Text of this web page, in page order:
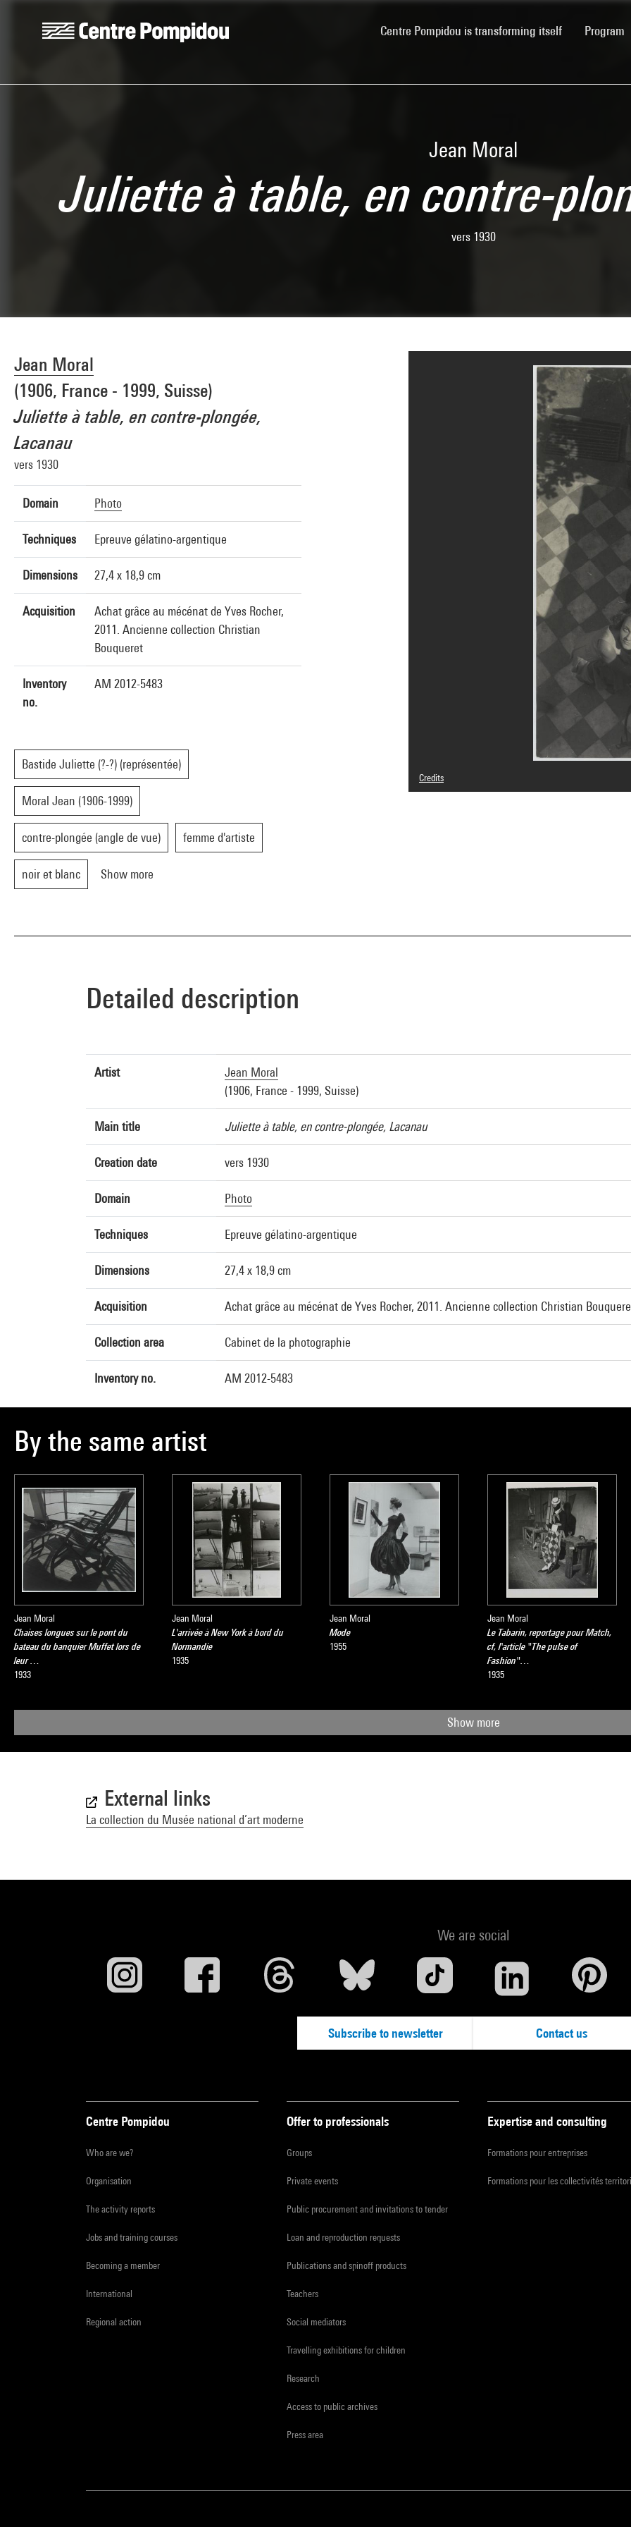
Centre Pompidou is transforming itself(current)Program
Jean Moral
Juliette à table, en contre-
vers 1930
Jean Moral
(1906, France - 1999, Suisse)
Juliette à table, en contre-plongée,
Lacanau
vers 1930
Domain Photo
Techniques Epreuve gélatino-argentique
Dimensions 27,4 x 18,9 cm
Acquisition
Achat grâce au mécénat de Yves Rocher,
2011. Ancienne collection Christian
Bouqueret
Inventory
no.
AM 2012-5483
Bastide Juliette (?-?) (représentée)
Moral Jean (1906-1999)
contre-plongée (angle de vue) femme d'artiste
noir et blanc Show more
Credits
© Jean Moral, Brigitte Moral, SAIF
Detailed description
Artist
Jean Moral
(1906, France - 1999, Suisse)
Main title Juliette à table, en contre-plongée, Lacanau
Creation date vers 1930
Domain Photo
Techniques Epreuve gélatino-argentique
Dimensions 27,4 x 18,9 cm
Acquisition Achat grâce au mécénat de Yves Rocher, 2011. Ancienne collection Christian
Collection area Cabinet de la photographie
Inventory no. AM 2012-5483
By the same artist
Jean Moral
Chaises longues sur le pont du
bateau du banquier Muffet lors de
leur …
1933
Jean Moral
L'arrivée à New York à bord du
Normandie
1935
Jean Moral
Mode
1955
Jean Moral
Le Tabarin, reportage pour Match,
cf, l'article "The pulse of
Fashion"…
1935
Show more
External links
La collection du Musée national d’art moderne
We are social
Subscribe to newsletter Contact us
Centre Pompidou
Who are we?
Organisation
The activity reports
Jobs and training courses
Becoming a member
International
Regional action
Offer to professionals
Groups
Private events
Public procurement and invitations to tender
Loan and reproduction requests
Publications and spinoff products
Teachers
Social mediators
Travelling exhibitions for children
Research
Access to public archives
Press area
Expertise and consulting
Formations pour entreprises
Formations pour les collectivités